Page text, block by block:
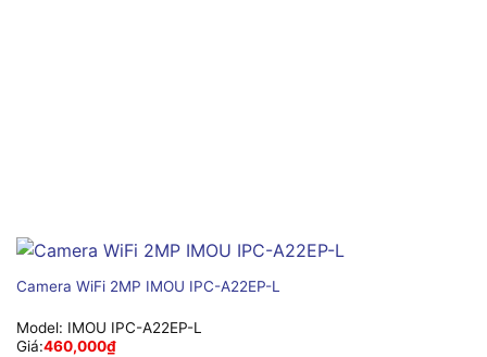
Camera WiFi 2MP IMOU IPC-A22EP-L
Model: IMOU IPC-A22EP-L
Giá:460,000₫